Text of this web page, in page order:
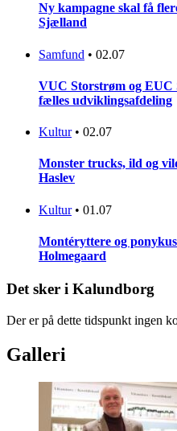
Ny kampagne skal få
Sjælland
Samfund • 02.07
VUC Storstrøm og
fælles udviklingsafdeling
Kultur • 02.07
Monster trucks, ild og
Haslev
Kultur • 01.07
Montéryttere og
Holmegaard
Det sker i Kalundborg
Der er på dette tidspunkt ingen
Galleri